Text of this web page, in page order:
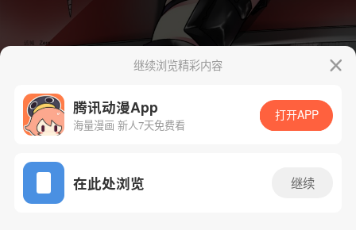
App免费看
下一话 腾漫App免费看
继续浏览精彩内容
腾讯动漫App
海量漫画 新人7天免费看
打开APP
在此处浏览 继续